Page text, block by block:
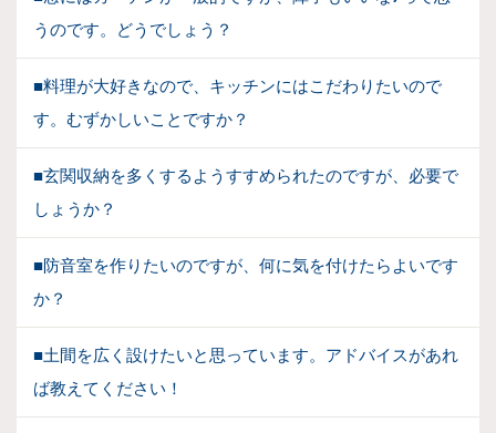
うのです。どうでしょう？
■料理が大好きなので、キッチンにはこだわりたいので
す。むずかしいことですか？
■玄関収納を多くするようすすめられたのですが、必要で
しょうか？
■防音室を作りたいのですが、何に気を付けたらよいです
か？
■土間を広く設けたいと思っています。アドバイスがあれ
ば教えてください！